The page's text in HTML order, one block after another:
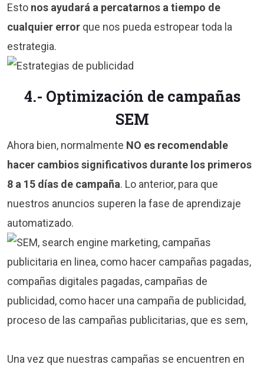
Esto nos ayudará a percatarnos a tiempo de
cualquier error que nos pueda estropear toda la
estrategia.
4.- Optimización de campañas
SEM
Ahora bien, normalmente NO es recomendable
hacer cambios significativos durante los primeros
8 a 15 días de campaña. Lo anterior, para que
nuestros anuncios superen la fase de aprendizaje
automatizado.
Una vez que nuestras campañas se encuentren en